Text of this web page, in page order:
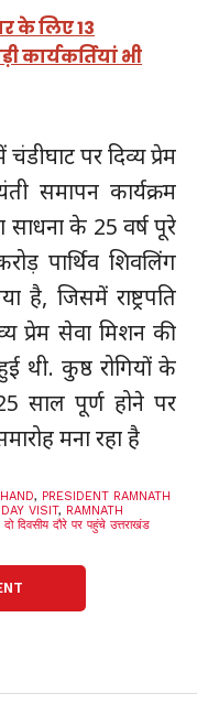
के लिए 13
भी
चंडीघाट पर दिव्य प्रेम
समापन कार्यक्रम
के 25 वर्ष पूरे
पार्थिव शिवलिंग
है, जिसमें राष्ट्रपति
प्रेम सेवा मिशन की
थी. कुष्ठ रोगियों के
साल पूर्ण होने पर
मना रहा है
, PRESIDENT RAMNATH
VISIT, RAMNATH
दो दिवसीय दौरे पर पहुंचे उत्तराखंड